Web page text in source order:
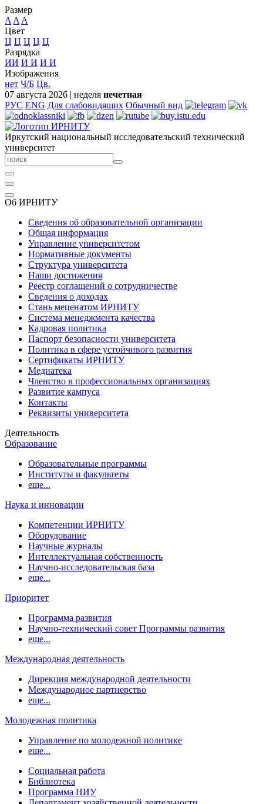
Размер
A A A
Цвет
Ц Ц Ц Ц Ц
Разрядка
ИИ И И И И
Изображения
нет Ч/Б Цв.
07 августа 2026 | неделя нечетная
РУС ENG Для слабовидящих Обычный вид
Иркутский национальный исследовательский технический
университет
Об ИРНИТУ
Сведения об образовательной организации
Общая информация
Управление университетом
Нормативные документы
Структура университета
Наши достижения
Реестр соглашений о сотрудничестве
Сведения о доходах
Стань меценатом ИРНИТУ
Система менеджмента качества
Кадровая политика
Паспорт безопасности университета
Политика в сфере устойчивого развития
Сертификаты ИРНИТУ
Медиатека
Членство в профессиональных организациях
Развитие кампуса
Контакты
Реквизиты университета
Деятельность
Образование
Образовательные программы
Институты и факультеты
еще...
Наука и инновации
Компетенции ИРНИТУ
Оборудование
Научные журналы
Интеллектуальная собственность
Научно-исследовательская база
еще...
Приоритет
Программа развития
Научно-технический совет Программы развития
еще...
Международная деятельность
Дирекция международной деятельности
Международное партнерство
еще...
Молодежная политика
Управление по молодежной политике
еще...
Социальная работа
Библиотека
Программа НИУ